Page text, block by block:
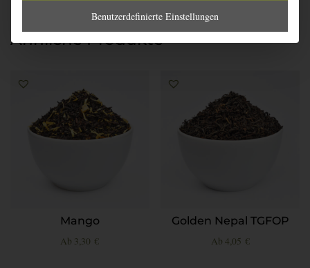
Ähnliche Produkte
Mango
Ab 3,30 €
Golden Nepal TGFOP
Ab 4,05 €
Benutzerdefinierte Einstellungen